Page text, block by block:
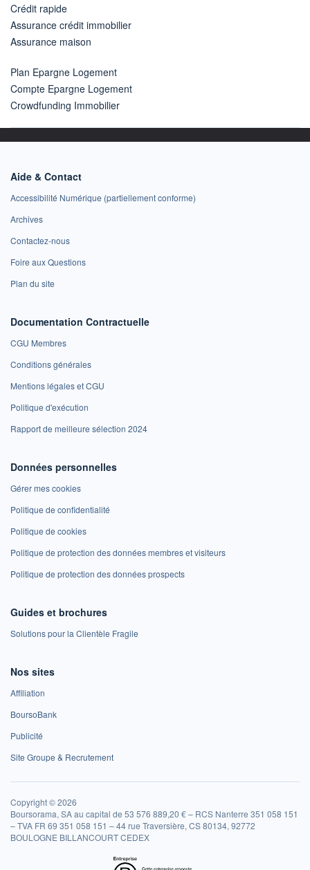
Crédit rapide
Assurance crédit immobilier
Assurance maison
Plan Epargne Logement
Compte Epargne Logement
Crowdfunding Immobilier
Aide & Contact
Accessibilité Numérique (partiellement conforme)
Archives
Contactez-nous
Foire aux Questions
Plan du site
Documentation Contractuelle
CGU Membres
Conditions générales
Mentions légales et CGU
Politique d'exécution
Rapport de meilleure sélection 2024
Données personnelles
Gérer mes cookies
Politique de confidentialité
Politique de cookies
Politique de protection des données membres et visiteurs
Politique de protection des données prospects
Guides et brochures
Solutions pour la Clientèle Fragile
Nos sites
Affiliation
BoursoBank
Publicité
Site Groupe & Recrutement
Copyright © 2026
Boursorama, SA au capital de 53 576 889,20 € – RCS Nanterre 351 058 151
– TVA FR 69 351 058 151 – 44 rue Traversière, CS 80134, 92772
BOULOGNE BILLANCOURT CEDEX